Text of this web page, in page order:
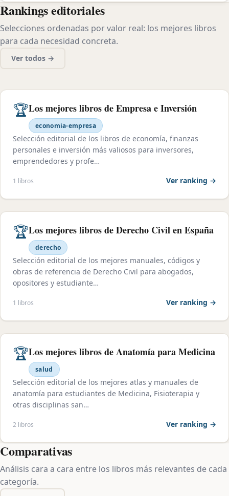
Rankings editoriales
Selecciones ordenadas por valor real: los mejores libros
para cada necesidad concreta.
Ver todos →
🏆Los mejores libros de Empresa e Inversión
economia-empresa
Selección editorial de los libros de economía, finanzas
personales e inversión más valiosos para inversores,
emprendedores y profe…
1 libros Ver ranking →
🏆Los mejores libros de Derecho Civil en España
derecho
Selección editorial de los mejores manuales, códigos y
obras de referencia de Derecho Civil para abogados,
opositores y estudiante…
1 libros Ver ranking →
🏆Los mejores libros de Anatomía para Medicina
salud
Selección editorial de los mejores atlas y manuales de
anatomía para estudiantes de Medicina, Fisioterapia y
otras disciplinas san…
2 libros Ver ranking →
Comparativas
Análisis cara a cara entre los libros más relevantes de cada
categoría.